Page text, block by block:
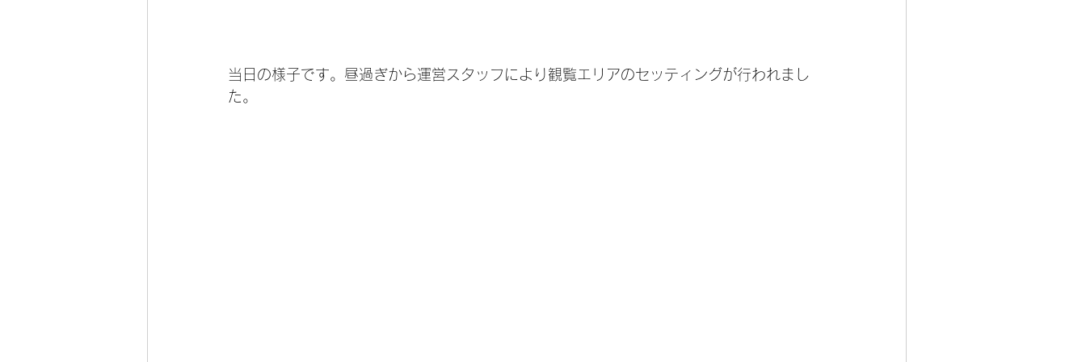
当日の様子です。昼過ぎから運営スタッフにより観覧エリアのセッティングが行われまし
た。